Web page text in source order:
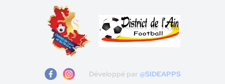
Développé par @SIDEAPPS